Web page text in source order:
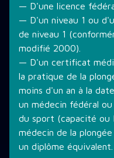
— D'une licence
— D'un niveau 1 ou
de niveau 1
modifié 2000).
— D'un certificat
la pratique de la
moins d'un an à la
un médecin fédéral
du sport (capacité ou
médecin de la
un diplôme équivalent.